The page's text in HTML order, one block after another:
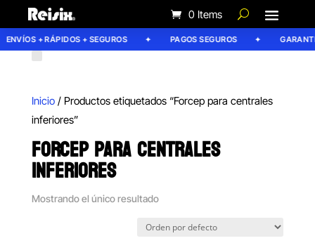
0 Items
ENVÍOS + RÁPIDOS + SEGUROS PAGOS SEGUROS
Inicio/ Productos etiquetados “Forcep para centrales
inferiores”
FORCEP PARA CENTRALES
INFERIORES
Mostrando el único resultado